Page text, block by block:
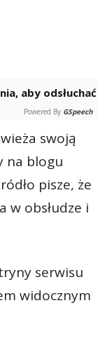
Powered By GSpeech
swoją
na blogu
pisze, że
w obsłudze i
serwisu
widocznym